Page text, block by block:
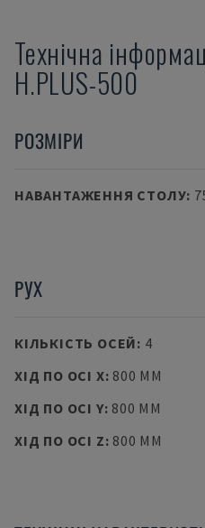
Технічна
H.PLUS-500
РОЗМІРИ
НАВАНТАЖЕННЯ СТОЛУ:
РУХ
КІЛЬКІСТЬ ОСЕЙ: 4
ХІД ПО ОСІ X: 800 MM
ХІД ПО ОСІ Y: 800 MM
ХІД ПО ОСІ Z: 800 MM